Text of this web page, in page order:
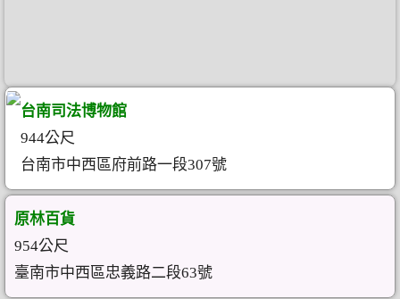
台南司法博物館
944公尺
台南市中西區府前路一段307號
原林百貨
954公尺
臺南市中西區忠義路二段63號